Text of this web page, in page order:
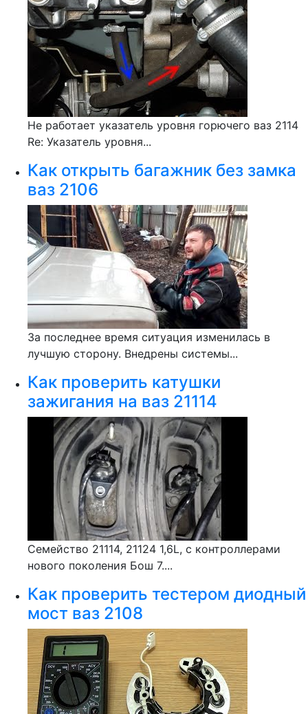
Не работает указатель уровня горючего ваз 2114
Re: Указатель уровня...
Как открыть багажник без замка
ваз 2106
За последнее время ситуация изменилась в
лучшую сторону. Внедрены системы...
Как проверить катушки
зажигания на ваз 21114
Семейство 21114, 21124 1,6L, с контроллерами
нового поколения Бош 7....
Как проверить тестером диодный
мост ваз 2108